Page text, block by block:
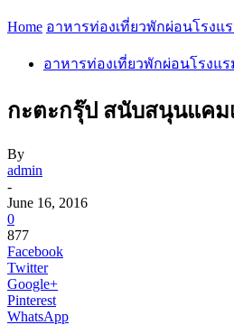
Home อาหารท่องเที่ยวพักผ่อนโรงแ
อาหารท่องเที่ยวพักผ่อนโรงแร
กะตะกรุ๊ป สนับสนุนแคม
By
admin
-
June 16, 2016
0
877
Facebook
Twitter
Google+
Pinterest
WhatsApp